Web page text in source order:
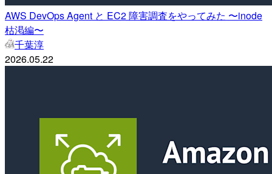
AWS DevOps Agent と EC2 障害調査をやってみた 〜inode
枯渇編〜
千葉淳
2026.05.22